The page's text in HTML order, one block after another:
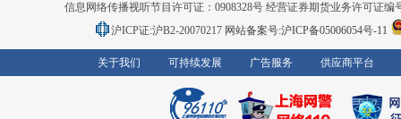
信息网络传播视听节目许可证：0908328号 经营证券期货业务许可证编
沪ICP证:沪B2-20070217 网站备案号:沪ICP备05006054号-11
关于我们 可持续发展 广告服务 供应商平台